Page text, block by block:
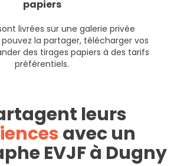
papiers
livrées sur une galerie privée
pouvez la partager, télécharger vos
des tirages papiers à des tarifs
préférentiels.
leurs
avec un
EVJF à Dugny